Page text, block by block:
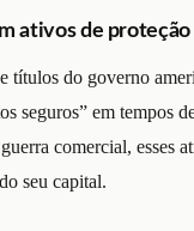
ativos de proteção
títulos do governo
seguros” em tempos
comercial, esses
seu capital.